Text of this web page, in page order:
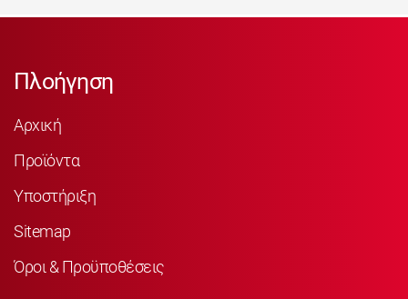
Πλοήγηση
Αρχική
Προϊόντα
Υποστήριξη
Sitemap
Όροι & Προϋποθέσεις